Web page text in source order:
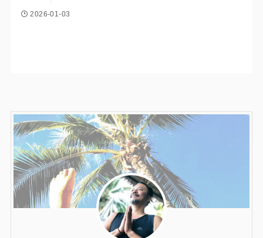
2026-01-03